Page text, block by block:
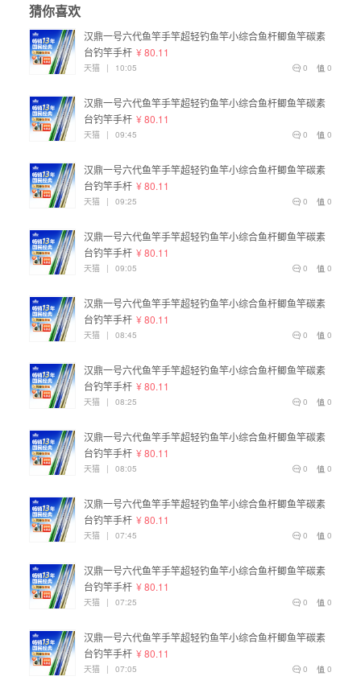
猜你喜欢
汉鼎一号六代鱼竿手竿超轻钓鱼竿小综合鱼杆鲫鱼竿碳素
台钓竿手杆 ¥ 80.11
0
0
天猫 | 10:05
汉鼎一号六代鱼竿手竿超轻钓鱼竿小综合鱼杆鲫鱼竿碳素
台钓竿手杆 ¥ 80.11
0
0
天猫 | 09:45
汉鼎一号六代鱼竿手竿超轻钓鱼竿小综合鱼杆鲫鱼竿碳素
台钓竿手杆 ¥ 80.11
0
0
天猫 | 09:25
汉鼎一号六代鱼竿手竿超轻钓鱼竿小综合鱼杆鲫鱼竿碳素
台钓竿手杆 ¥ 80.11
0
0
天猫 | 09:05
汉鼎一号六代鱼竿手竿超轻钓鱼竿小综合鱼杆鲫鱼竿碳素
台钓竿手杆 ¥ 80.11
0
0
天猫 | 08:45
汉鼎一号六代鱼竿手竿超轻钓鱼竿小综合鱼杆鲫鱼竿碳素
台钓竿手杆 ¥ 80.11
0
0
天猫 | 08:25
汉鼎一号六代鱼竿手竿超轻钓鱼竿小综合鱼杆鲫鱼竿碳素
台钓竿手杆 ¥ 80.11
0
0
天猫 | 08:05
汉鼎一号六代鱼竿手竿超轻钓鱼竿小综合鱼杆鲫鱼竿碳素
台钓竿手杆 ¥ 80.11
0
0
天猫 | 07:45
汉鼎一号六代鱼竿手竿超轻钓鱼竿小综合鱼杆鲫鱼竿碳素
台钓竿手杆 ¥ 80.11
0
0
天猫 | 07:25
汉鼎一号六代鱼竿手竿超轻钓鱼竿小综合鱼杆鲫鱼竿碳素
台钓竿手杆 ¥ 80.11
0
0
天猫 | 07:05